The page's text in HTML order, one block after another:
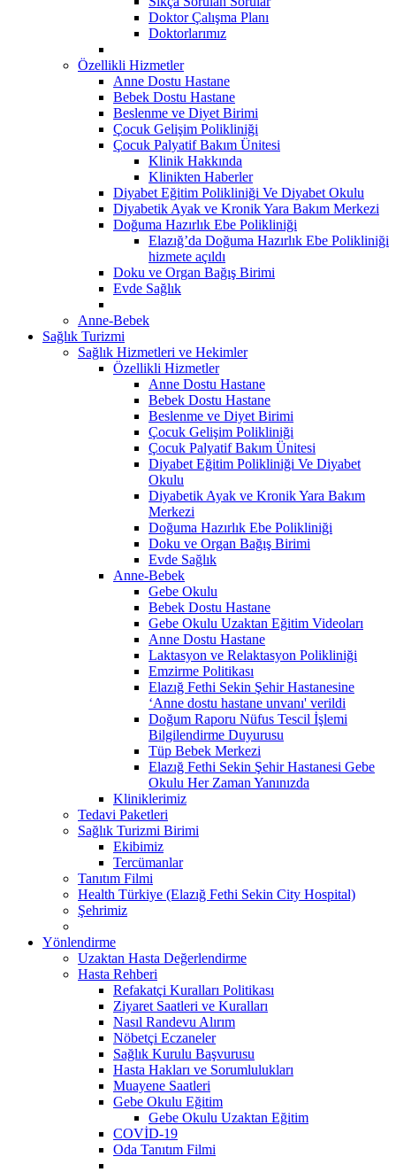
Doktor Çalışma Planı
Doktorlarımız
Özellikli Hizmetler
Anne Dostu Hastane
Bebek Dostu Hastane
Beslenme ve Diyet Birimi
Çocuk Gelişim Polikliniği
Çocuk Palyatif Bakım Ünitesi
Klinik Hakkında
Klinikten Haberler
Diyabet Eğitim Polikliniği Ve Diyabet Okulu
Diyabetik Ayak ve Kronik Yara Bakım Merkezi
Doğuma Hazırlık Ebe Polikliniği
Elazığ’da Doğuma Hazırlık Ebe Polikliniği
hizmete açıldı
Doku ve Organ Bağış Birimi
Evde Sağlık
Anne-Bebek
Sağlık Turizmi
Sağlık Hizmetleri ve Hekimler
Özellikli Hizmetler
Anne Dostu Hastane
Bebek Dostu Hastane
Beslenme ve Diyet Birimi
Çocuk Gelişim Polikliniği
Çocuk Palyatif Bakım Ünitesi
Diyabet Eğitim Polikliniği Ve Diyabet
Okulu
Diyabetik Ayak ve Kronik Yara Bakım
Merkezi
Doğuma Hazırlık Ebe Polikliniği
Doku ve Organ Bağış Birimi
Evde Sağlık
Anne-Bebek
Gebe Okulu
Bebek Dostu Hastane
Gebe Okulu Uzaktan Eğitim Videoları
Anne Dostu Hastane
Laktasyon ve Relaktasyon Polikliniği
Emzirme Politikası
Elazığ Fethi Sekin Şehir Hastanesine
‘Anne dostu hastane unvanı' verildi
Doğum Raporu Nüfus Tescil İşlemi
Bilgilendirme Duyurusu
Tüp Bebek Merkezi
Elazığ Fethi Sekin Şehir Hastanesi Gebe
Okulu Her Zaman Yanınızda
Kliniklerimiz
Tedavi Paketleri
Sağlık Turizmi Birimi
Ekibimiz
Tercümanlar
Tanıtım Filmi
Health Türkiye (Elazığ Fethi Sekin City Hospital)
Şehrimiz
Yönlendirme
Uzaktan Hasta Değerlendirme
Hasta Rehberi
Refakatçi Kuralları Politikası
Ziyaret Saatleri ve Kuralları
Nasıl Randevu Alırım
Nöbetçi Eczaneler
Sağlık Kurulu Başvurusu
Hasta Hakları ve Sorumlulukları
Muayene Saatleri
Gebe Okulu Eğitim
Gebe Okulu Uzaktan Eğitim
COVİD-19
Oda Tanıtım Filmi